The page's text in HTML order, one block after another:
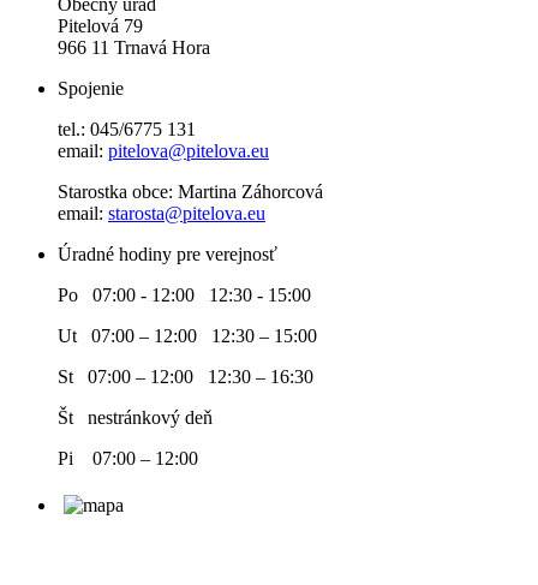
Pitelová 79
966 11 Trnavá Hora
Spojenie
tel.: 045/6775 131
email: pitelova@pitelova.eu
Starostka obce: Martina Záhorcová
email: starosta@pitelova.eu
Úradné hodiny pre verejnosť
Po 07:00 - 12:00 12:30 - 15:00
Ut 07:00 – 12:00 12:30 – 15:00
St 07:00 – 12:00 12:30 – 16:30
Št nestránkový deň
Pi 07:00 – 12:00